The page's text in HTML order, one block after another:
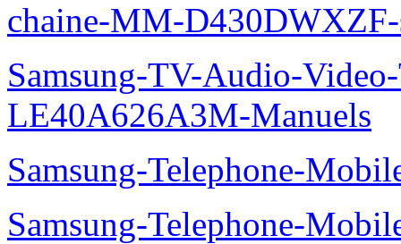
chaine-MM-
Samsung-TV-Audio-
LE40A626A3M-Manuels
Samsung-Telephone-
Samsung-Telephone-